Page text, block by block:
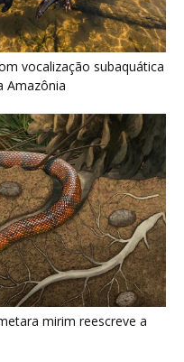
vocalização subaquática
Amazônia
mirim reescreve a